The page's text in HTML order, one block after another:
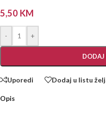
5,50 KM
- +
DODAJ
Uporedi Dodaj u listu
Opis